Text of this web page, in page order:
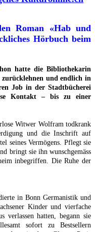
Roman «Hab und
Hörbuch beim
hatte die Bibliothekarin
und endlich in
Job in der Stadtbücherei
Kontakt – bis zu einer
Witwer Wolfram todkrank
und die Inschrift auf
seines Vermögens. Pflegt sie
bringt sie ihn wunschgemäss
inbegriffen. Die Ruhe der
in Bonn Germanistik und
Kinder und vierfache
verlassen hatten, begann sie
sofort zu Bestsellern